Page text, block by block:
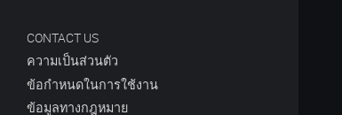
CONTACT US
ความเป็นส่วนตัว
ข้อกำหนดในการใช้งาน
ข้อมูลทางกฎหมาย